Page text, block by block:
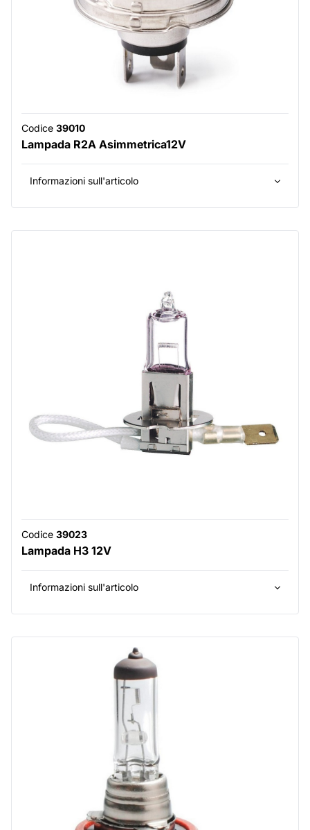
Codice 39010
Lampada R2A Asimmetrica12V
Informazioni sull'articolo
Codice 39023
Lampada H3 12V
Informazioni sull'articolo